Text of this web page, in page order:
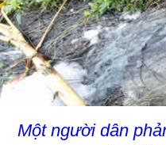
Một người dân